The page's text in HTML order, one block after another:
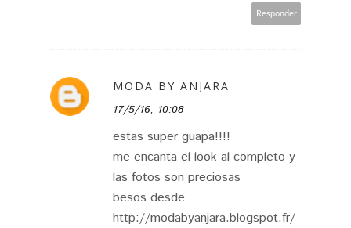
Responder
MODA BY ANJARA
17/5/16, 10:08
estas super guapa!!!!
me encanta el look al completo y
las fotos son preciosas
besos desde
http://modabyanjara.blogspot.fr/